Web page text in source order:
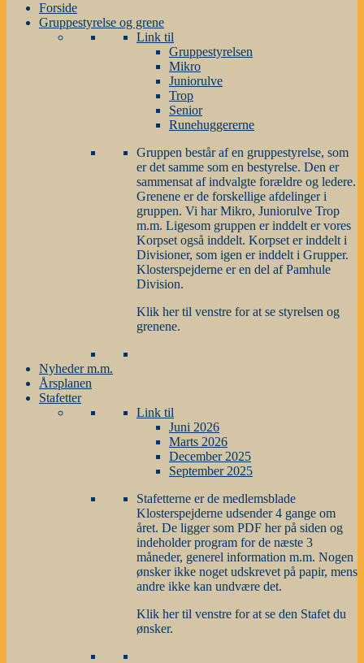
Forside
Gruppestyrelse og grene
Link til
Gruppestyrelsen
Mikro
Juniorulve
Trop
Senior
Runehuggererne
Gruppen består af en gruppestyrelse, som
er det samme som en bestyrelse. Den er
sammensat af indvalgte forældre og ledere.
Grenene er de forskellige afdelinger i
gruppen. Vi har Mikro, Juniorulve Trop
m.m. Ligesom gruppen er inddelt er vores
Korpset også inddelt. Korpset er inddelt i
Divisioner, som igen er inddelt i Grupper.
Klosterspejderne er en del af Pamhule
Division.
Klik her til venstre for at se styrelsen og
grenene.
Nyheder m.m.
Årsplanen
Stafetter
Link til
Juni 2026
Marts 2026
December 2025
September 2025
Stafetterne er de medlemsblade
Klosterspejderne udsender 4 gange om
året. De ligger som PDF her på siden og
indeholder program for de næste 3
måneder, generel information m.m. Nogen
ønsker ikke noget udskrevet på papir, mens
andre ikke kan undvære det.
Klik her til venstre for at se den Stafet du
ønsker.